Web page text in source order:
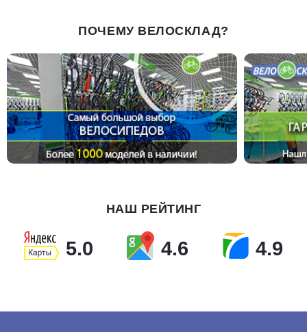
ПОЧЕМУ ВЕЛОСКЛАД?
НАШ РЕЙТИНГ
5.0 4.6 4.9